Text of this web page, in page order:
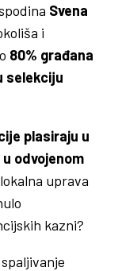
Svena
i
80% građana
selekciju
plasiraju u
odvojenom
uprava
kazni?